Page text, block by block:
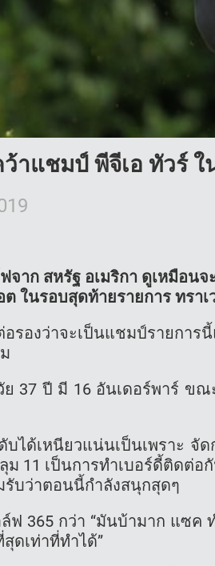
าแชมป์ พีจีเอ ทัวร์
จาก สหรัฐ อเมริกา ดูเหมือน
ในรอบสุดท้ายรายการ ทรา
รองว่าจะเป็นแชมป์รายการ
ย 37 ปี มี 16 อันเดอร์พาร์ ข
บได้เหนียวแน่นเป็นเพราะ จั
ม 11 เป็นการทำเบอร์ดี้ติดต่อ
รับว่าตอนนี้กำลังสนุกสุดๆ
ฟ 365 กว่า “มันบ้ามาก แซค
ดเท่าที่ทำได้”